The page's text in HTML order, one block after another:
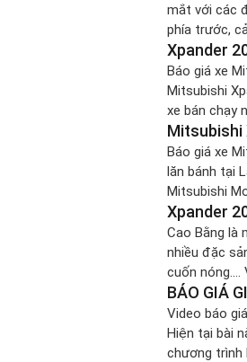
mắt với các
phía trước,
động cơ
Xpander
Báo giá xe
Mitsubishi
xe bán chạy
Xpander lại
Mitsubishi
Báo giá xe
lăn bánh tại
Mitsubishi
biến trong
Xpander
Cao Bằng là
nhiều đặc
cuốn nóng….
người thân
BÁO GIÁ
Video báo
Hiện tại bài
chương trình